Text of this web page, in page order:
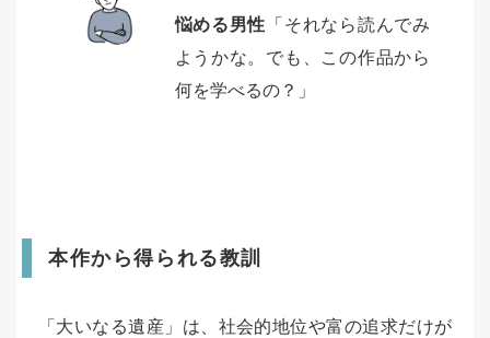
悩める男性 「それなら読んでみ
ようかな。でも、この作品から
何を学べるの？」
本作から得られる教訓
「大いなる遺産」は、社会的地位や富の追求だけが